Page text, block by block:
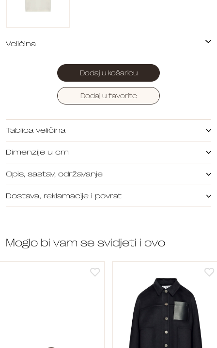
Dodaj u košaricu
Dodaj u favorite
Tablica veličina
Dimenzije u cm
Opis, sastav, održavanje
Dostava, reklamacije i povrat
Moglo bi vam se svidjeti i ovo